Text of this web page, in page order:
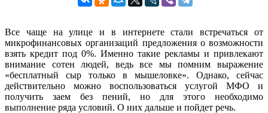
Все чаще на улице и в интернете стали встречаться от
микрофинансовых организаций предложения о возможности
взять кредит под 0%. Именно такие рекламы и привлекают
внимание сотен людей, ведь все мы помним выражение
«бесплатный сыр только в мышеловке». Однако, сейчас
действительно можно воспользоваться услугой МФО и
получить заем без пений, но для этого необходимо
выполнение ряда условий. О них дальше и пойдет речь.